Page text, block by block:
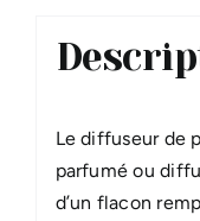
Le diffuseur de
parfumé ou
d’un flacon